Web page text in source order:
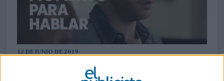
12 DE JUNIO DE 2019
Ficha técnica ‘No es momento para hablar’